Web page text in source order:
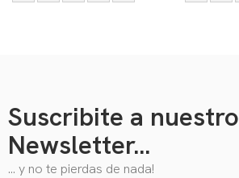
Suscribite a nuestro
Newsletter...
… y no te pierdas de nada!